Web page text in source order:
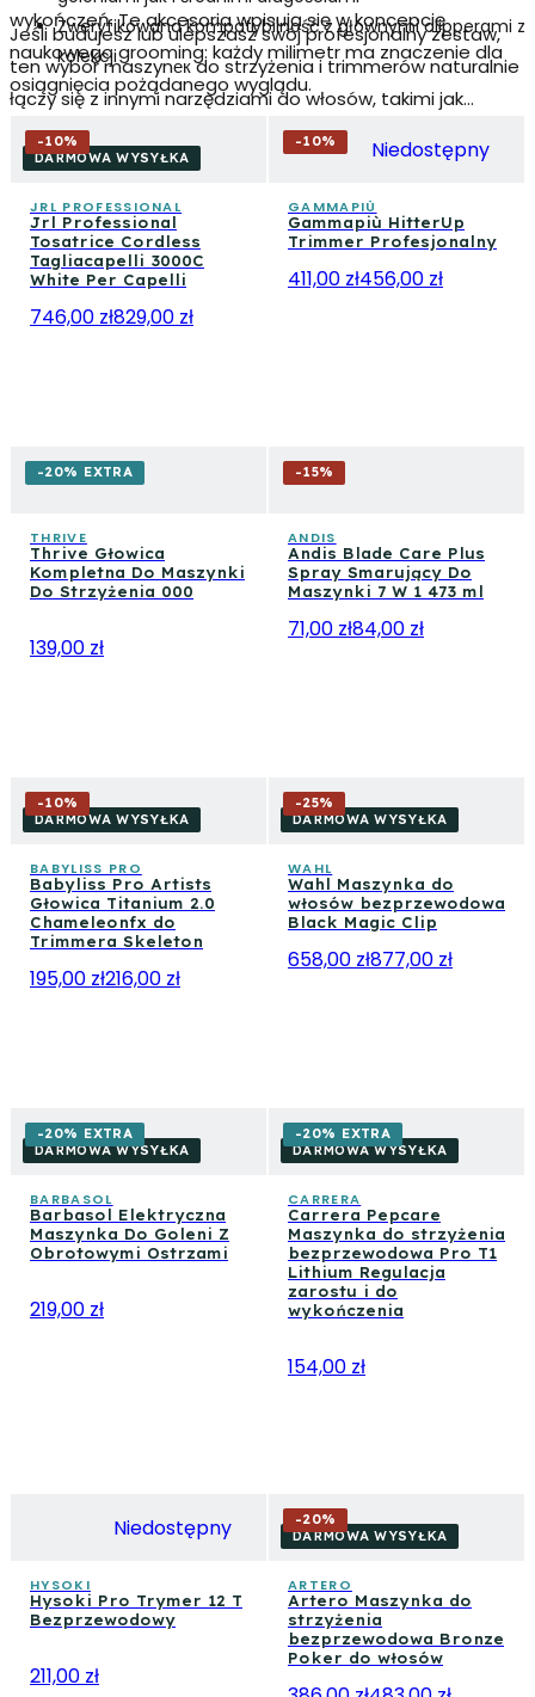
wykończeń. Te akcesoria wpisują się w koncepcję
naukowego grooming: każdy milimetr ma znaczenie dla
osiągnięcia pożądanego wyglądu.
Zweryfikowana kompatybilność z głównymi clipperami z
kolekcji
Jeśli budujesz lub ulepszasz swój profesjonalny zestaw,
ten wybór maszynек do strzyżenia i trimmerów naturalnie
łączy się z innymi narzędziami do włosów, takimi jak
profesjonalne suszarki, prostownice i lokówki, lub
produktami do stylizacji i pielęgnacji włosów mężczyzn,
dla kompleksowej usługi od stanowiska pracy do efektu
końcowego.
-10%
DARMOWA WYSYŁKA
JRL PROFESSIONAL
Jrl Professional
Tosatrice Cordless
Tagliacapelli 3000C
White Per Capelli
746,00 zł829,00 zł
-10% Niedostępny
GAMMAPIÙ
Gammapiù HitterUp
Trimmer Profesjonalny
411,00 zł456,00 zł
-20% EXTRA
THRIVE
Thrive Głowica
Kompletna Do Maszynki
Do Strzyżenia 000
139,00 zł
-15%
ANDIS
Andis Blade Care Plus
Spray Smarujący Do
Maszynki 7 W 1 473 ml
71,00 zł84,00 zł
-10%
DARMOWA WYSYŁKA
BABYLISS PRO
Babyliss Pro Artists
Głowica Titanium 2.0
Chameleonfx do
Trimmera Skeleton
195,00 zł216,00 zł
-25%
DARMOWA WYSYŁKA
WAHL
Wahl Maszynka do
włosów bezprzewodowa
Black Magic Clip
658,00 zł877,00 zł
-20% EXTRA
DARMOWA WYSYŁKA
BARBASOL
Barbasol Elektryczna
Maszynka Do Goleni Z
Obrotowymi Ostrzami
219,00 zł
-20% EXTRA
DARMOWA WYSYŁKA
CARRERA
Carrera Pepcare
Maszynka do strzyżenia
bezprzewodowa Pro T1
Lithium Regulacja
zarostu i do
wykończenia
154,00 zł
Niedostępny
HYSOKI
Hysoki Pro Trymer 12 T
Bezprzewodowy
211,00 zł
-20%
DARMOWA WYSYŁKA
ARTERO
Artero Maszynka do
strzyżenia
bezprzewodowa Bronze
Poker do włosów